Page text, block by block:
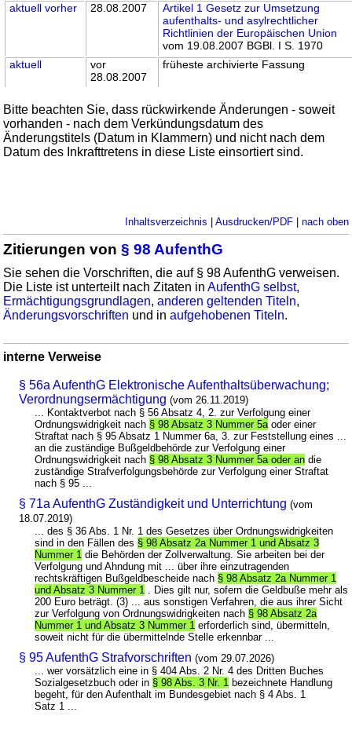
aktuell vorher 28.08.2007
Artikel 1 Gesetz zur Umsetzung
aufenthalts- und asylrechtlicher
Richtlinien der Europäischen Union
vom 19.08.2007 BGBl. I S. 1970
aktuell
vor
28.08.2007
früheste archivierte Fassung
Bitte beachten Sie, dass rückwirkende Änderungen - soweit
vorhanden - nach dem Verkündungsdatum des
Änderungstitels (Datum in Klammern) und nicht nach dem
Datum des Inkrafttretens in diese Liste einsortiert sind.
Inhaltsverzeichnis | Ausdrucken/PDF| nach oben
Zitierungen von§ 98 AufenthG
Sie sehen die Vorschriften, die auf § 98 AufenthG verweisen.
Die Liste ist unterteilt nach Zitaten inAufenthG selbst,
Ermächtigungsgrundlagen,anderen geltenden Titeln,
Änderungsvorschriften und inaufgehobenen Titeln.
interne Verweise
§ 56a AufenthG Elektronische Aufenthaltsüberwachung;
Verordnungsermächtigung (vom 26.11.2019)
... Kontaktverbot nach § 56 Absatz 4, 2. zur Verfolgung einer
Ordnungswidrigkeit nach § 98 Absatz 3 Nummer 5a oder einer
Straftat nach § 95 Absatz 1 Nummer 6a, 3. zur Feststellung eines ...
an die zuständige Bußgeldbehörde zur Verfolgung einer
Ordnungswidrigkeit nach § 98 Absatz 3 Nummer 5a oder an die
zuständige Strafverfolgungsbehörde zur Verfolgung einer Straftat
nach § 95 ...
§ 71a AufenthG Zuständigkeit und Unterrichtung (vom
18.07.2019)
... des § 36 Abs. 1 Nr. 1 des Gesetzes über Ordnungswidrigkeiten
sind in den Fällen des § 98 Absatz 2a Nummer 1 und Absatz 3
Nummer 1 die Behörden der Zollverwaltung. Sie arbeiten bei der
Verfolgung und Ahndung mit ... über ihre einzutragenden
rechtskräftigen Bußgeldbescheide nach § 98 Absatz 2a Nummer 1
und Absatz 3 Nummer 1
. Dies gilt nur, sofern die Geldbuße mehr als
200 Euro beträgt. (3) ... aus sonstigen Verfahren, die aus ihrer Sicht
zur Verfolgung von Ordnungswidrigkeiten nach § 98 Absatz 2a
Nummer 1 und Absatz 3 Nummer 1 erforderlich sind, übermitteln,
soweit nicht für die übermittelnde Stelle erkennbar ...
§ 95 AufenthG Strafvorschriften (vom 29.07.2026)
... wer vorsätzlich eine in § 404 Abs. 2 Nr. 4 des Dritten Buches
Sozialgesetzbuch oder in § 98 Abs. 3 Nr. 1 bezeichnete Handlung
begeht, für den Aufenthalt im Bundesgebiet nach § 4 Abs. 1
Satz 1 ...